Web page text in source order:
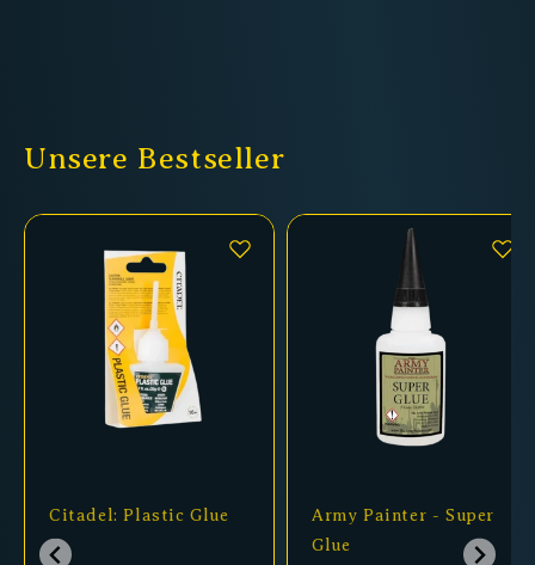
Unsere Bestseller
Citadel: Plastic Glue
Army Painter - Super
Glue